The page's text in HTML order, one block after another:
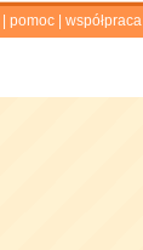
pomoc współpraca